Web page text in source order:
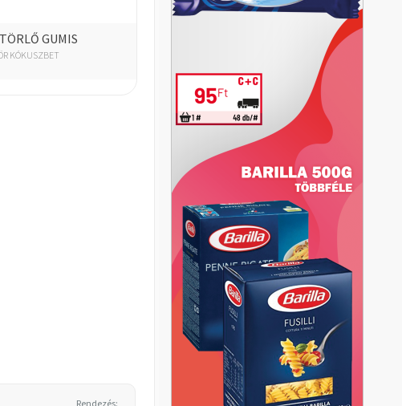
GUMIS
KÓKUSZBET
Rendezés: